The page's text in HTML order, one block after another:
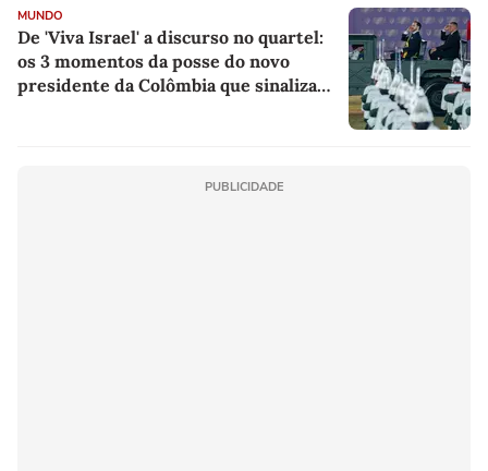
MUNDO
De 'Viva Israel' a discurso no quartel:
os 3 momentos da posse do novo
presidente da Colômbia que sinalizam
PUBLICIDADE